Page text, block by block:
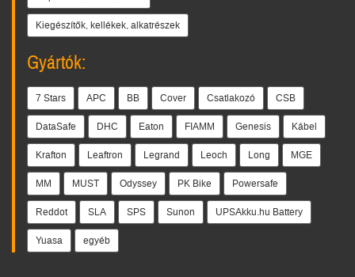
Kiegészítők, kellékek, alkatrészek
Gyártók:
7 Stars APC BB Cover Csatlakozó CSB
DataSafe DHC Eaton FIAMM Genesis Kábel
Krafton Leaftron Legrand Leoch Long MGE
MM MUST Odyssey PK Bike Powersafe
Reddot SLA SPS Sunon UPSAkku.hu Battery
Yuasa egyéb